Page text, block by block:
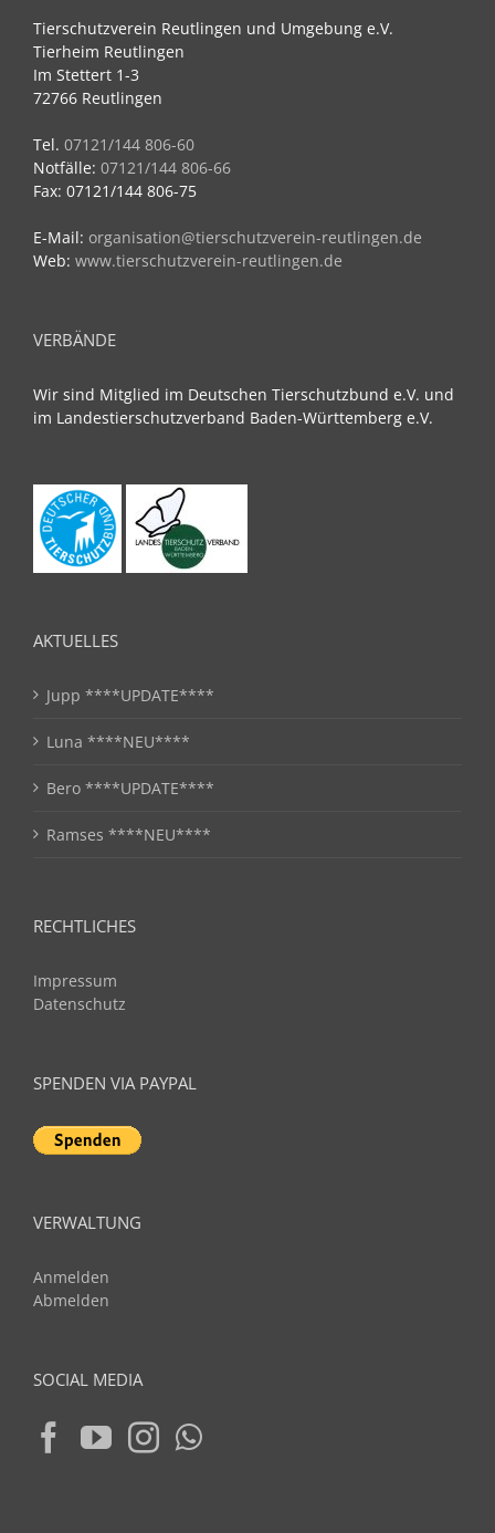
Tierschutzverein Reutlingen und Umgebung e.V.
Tierheim Reutlingen
Im Stettert 1-3
72766 Reutlingen
Tel. 07121/144 806-60
Notfälle: 07121/144 806-66
Fax: 07121/144 806-75
E-Mail: organisation@tierschutzverein-reutlingen.de
Web: www.tierschutzverein-reutlingen.de
VERBÄNDE
Wir sind Mitglied im Deutschen Tierschutzbund e.V. und
im Landestierschutzverband Baden-Württemberg e.V.
AKTUELLES
Jupp ****UPDATE****
Luna ****NEU****
Bero ****UPDATE****
Ramses ****NEU****
RECHTLICHES
Impressum
Datenschutz
SPENDEN VIA PAYPAL
VERWALTUNG
Anmelden
Abmelden
SOCIAL MEDIA